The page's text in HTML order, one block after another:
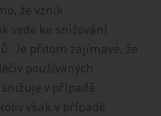
že vznik
vede ke snižování
Je přitom zajímavé, že
používaných
v případě
však v případě